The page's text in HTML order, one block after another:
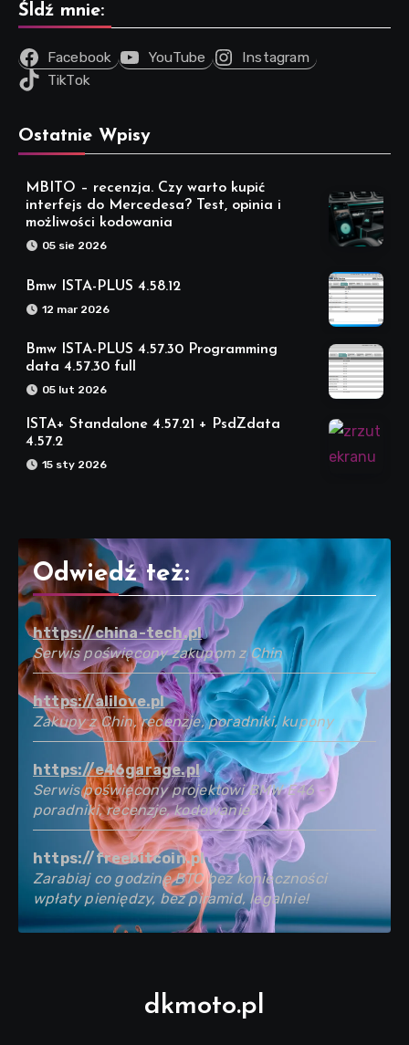
Śldź mnie:
Facebook YouTube
Instagram
TikTok
Ostatnie Wpisy
MBITO – recenzja. Czy warto kupić
interfejs do Mercedesa? Test, opinia i
możliwości kodowania
05 sie 2026
Bmw ISTA-PLUS 4.58.12
12 mar 2026
Bmw ISTA-PLUS 4.57.30 Programming
data 4.57.30 full
05 lut 2026
ISTA+ Standalone 4.57.21 + PsdZdata
4.57.2
15 sty 2026
Odwiedź też:
https://china-tech.pl
Serwis poświęcony zakupom z Chin
https://alilove.pl
Zakupy z Chin, recenzje, poradniki, kupony
https://e46garage.pl
Serwis poświęcony projektowi BMW E46 -
poradniki, recenzje, kodowanie
https://freebitcoin.pl
Zarabiaj co godzinę BTC bez konieczności
wpłaty pieniędzy, bez piramid, legalnie!
dkmoto.pl